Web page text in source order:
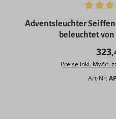
Durchschnittliche
Adventsleuchter
beleuchtet
Preise inkl. MwSt.
Art-Nr: